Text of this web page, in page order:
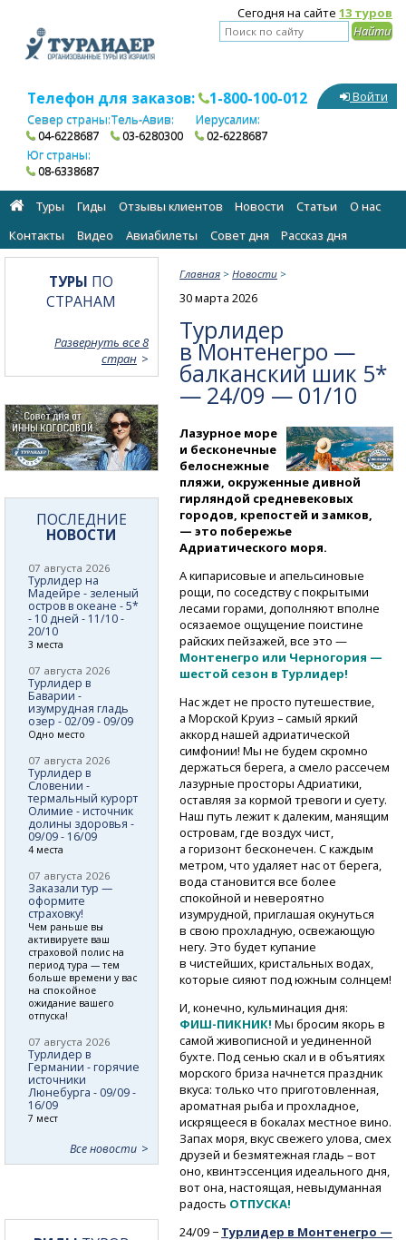
Сегодня на сайте 13 туров
Телефон для заказов: 1-800-100-012
Север страны:
04-6228687
Тель-Авив:
03-6280300
Иерусалим:
02-6228687
Юг страны:
08-6338687
Войти
Туры Гиды Отзывы клиентов Новости Статьи
О нас
Контакты
Видео Авиабилеты Cовет дня Рассказ дня
Главная >Новости >
30 марта 2026
Турлидер
в Монтенегро —
балканский шик 5*
— 24/09 — 01/10
Лазурное море
и бесконечные
белоснежные
пляжи, окруженные дивной
гирляндой средневековых
городов, крепостей и замков,
— это побережье
Адриатического моря.
А кипарисовые и апельсиновые
рощи, по соседству с покрытыми
лесами горами, дополняют вполне
осязаемое ощущение поистине
райских пейзажей, все это —
Монтенегро или Черногория —
шестой сезон в Турлидер!
Нас ждет не просто путешествие,
а Морской Круиз – самый яркий
аккорд нашей адриатической
симфонии! Мы не будем скромно
держаться берега, а смело рассечем
лазурные просторы Адриатики,
оставляя за кормой тревоги и суету.
Наш путь лежит к далеким, манящим
островам, где воздух чист,
а горизонт бесконечен. С каждым
метром, что удаляет нас от берега,
вода становится все более
спокойной и невероятно
изумрудной, приглашая окунуться
в свою прохладную, освежающую
негу. Это будет купание
в чистейших, кристальных водах,
которые сияют под южным солнцем!
И, конечно, кульминация дня:
ФИШ-ПИКНИК! Мы бросим якорь в
самой живописной и уединенной
бухте. Под сенью скал и в объятиях
морского бриза начнется праздник
вкуса: только что приготовленная,
ароматная рыба и прохладное,
искрящееся в бокалах местное вино.
Запах моря, вкус свежего улова, смех
друзей и безмятежная гладь – вот
оно, квинтэссенция идеального дня,
вот она, настоящая, невыдуманная
радость ОТПУСКА!
24/09 − Турлидер в Монтенегро —
ТУРЫ ПО
СТРАНАМ
Развернуть все 8
стран
ПОСЛЕДНИЕ
НОВОСТИ
07 августа 2026
Турлидер на
Мадейре - зеленый
остров в океане - 5*
- 10 дней - 11/10 -
20/10
3 места
07 августа 2026
Турлидер в
Баварии -
изумрудная гладь
озер - 02/09 - 09/09
Одно место
07 августа 2026
Турлидер в
Словении -
термальный курорт
Олимие - источник
долины здоровья -
09/09 - 16/09
4 места
07 августа 2026
Заказали тур —
оформите
страховку!
Чем раньше вы
активируете ваш
страховой полис на
период тура — тем
больше времени у вас
на спокойное
ожидание вашего
отпуска!
07 августа 2026
Турлидер в
Германии - горячие
источники
Люнебурга - 09/09 -
16/09
7 мест
Все новости